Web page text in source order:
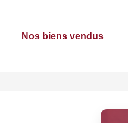
Nos biens vendus